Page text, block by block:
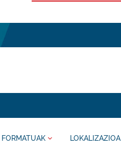
FORMATUAK LOKALIZAZIOA